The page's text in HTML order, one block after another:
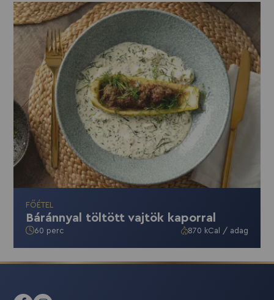
FŐÉTEL
Báránnyal töltött vajtök kaporral
60 perc 870 kCal / adag